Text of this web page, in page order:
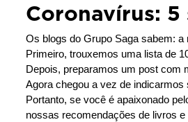
Coronavírus:
Os blogs do Grupo Saga sabem:
Primeiro, trouxemos uma lista de
Depois, preparamos um post com
Agora chegou a vez de
Portanto, se você é apaixonado
nossas recomendações de livros e